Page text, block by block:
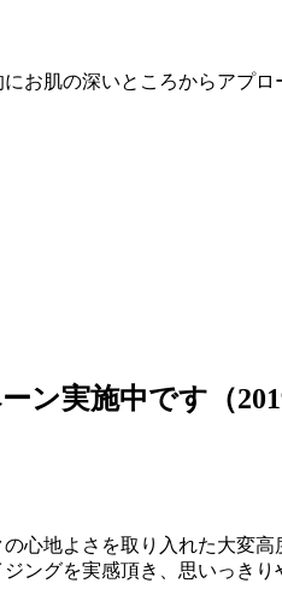
お肌の深いところからアプ
ン実施中です（
心地よさを取り入れた大変高
ングを実感頂き、思いっき